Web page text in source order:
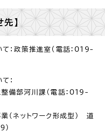
】
：政策推進室（電話：019-
：
備部河川課（電話：019-
（ネットワーク形成型） 道